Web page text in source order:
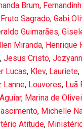
Brum,
Fruto Sagrado, Gabi
Guimarães,
Miranda, Henrique
, Jesus Cristo,
Lucas, Klev, Lauriete,
Lanne, Louvores, Luã
, Marina de
, Michelle
Atitude,